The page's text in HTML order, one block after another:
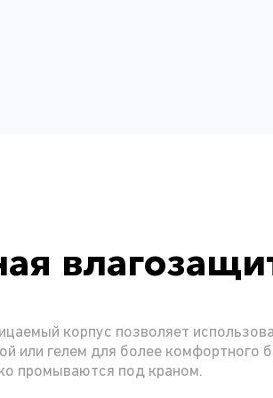
корпус позволяет
или гелем для более комфортного
промываются под краном.